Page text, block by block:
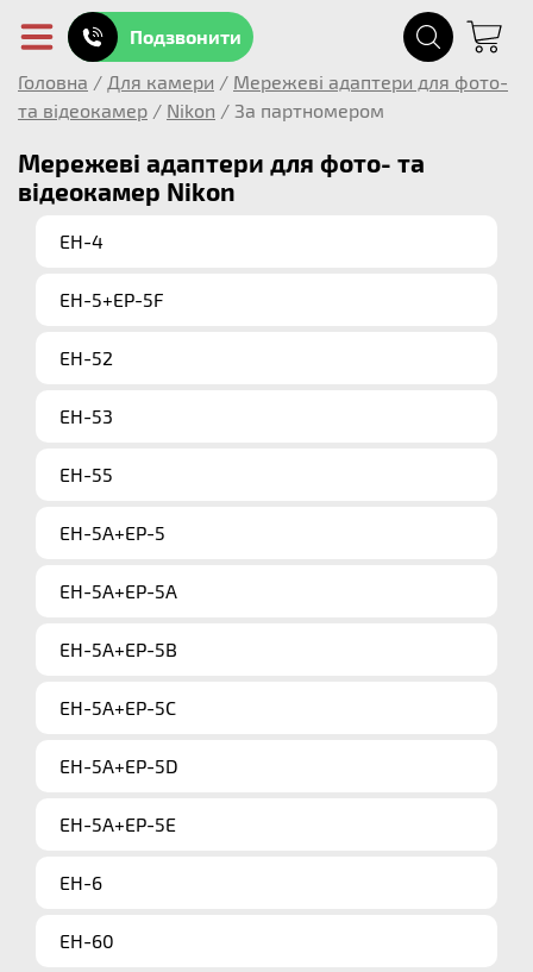
Подзвонити
Головна / Для камери / Мережеві адаптери для фото-
та відеокамер / Nikon / За партномером
Мережеві адаптери для фото- та
відеокамер Nikon
EH-4
EH-5+EP-5F
EH-52
EH-53
EH-55
EH-5A+EP-5
EH-5A+EP-5A
EH-5A+EP-5B
EH-5A+EP-5C
EH-5A+EP-5D
EH-5A+EP-5E
EH-6
EH-60